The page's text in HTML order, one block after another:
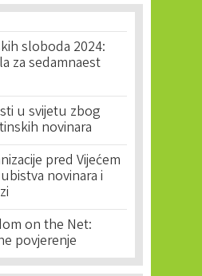
sloboda 2024:
za sedamnaest
u svijetu zbog
novinara
pred Vijećem
novinara i
on the Net:
povjerenje